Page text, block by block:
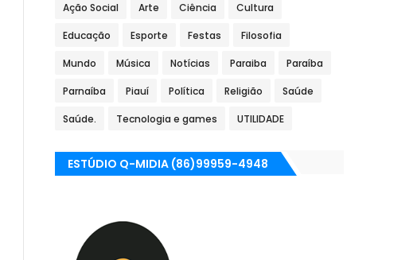
Ação Social Arte Ciência Cultura
Educação Esporte Festas Filosofia
Mundo Música Notícias Paraiba Paraíba
Parnaíba Piauí Política Religião Saúde
Saúde. Tecnologia e games UTILIDADE
ESTÚDIO Q-MIDIA (86)99959-4948